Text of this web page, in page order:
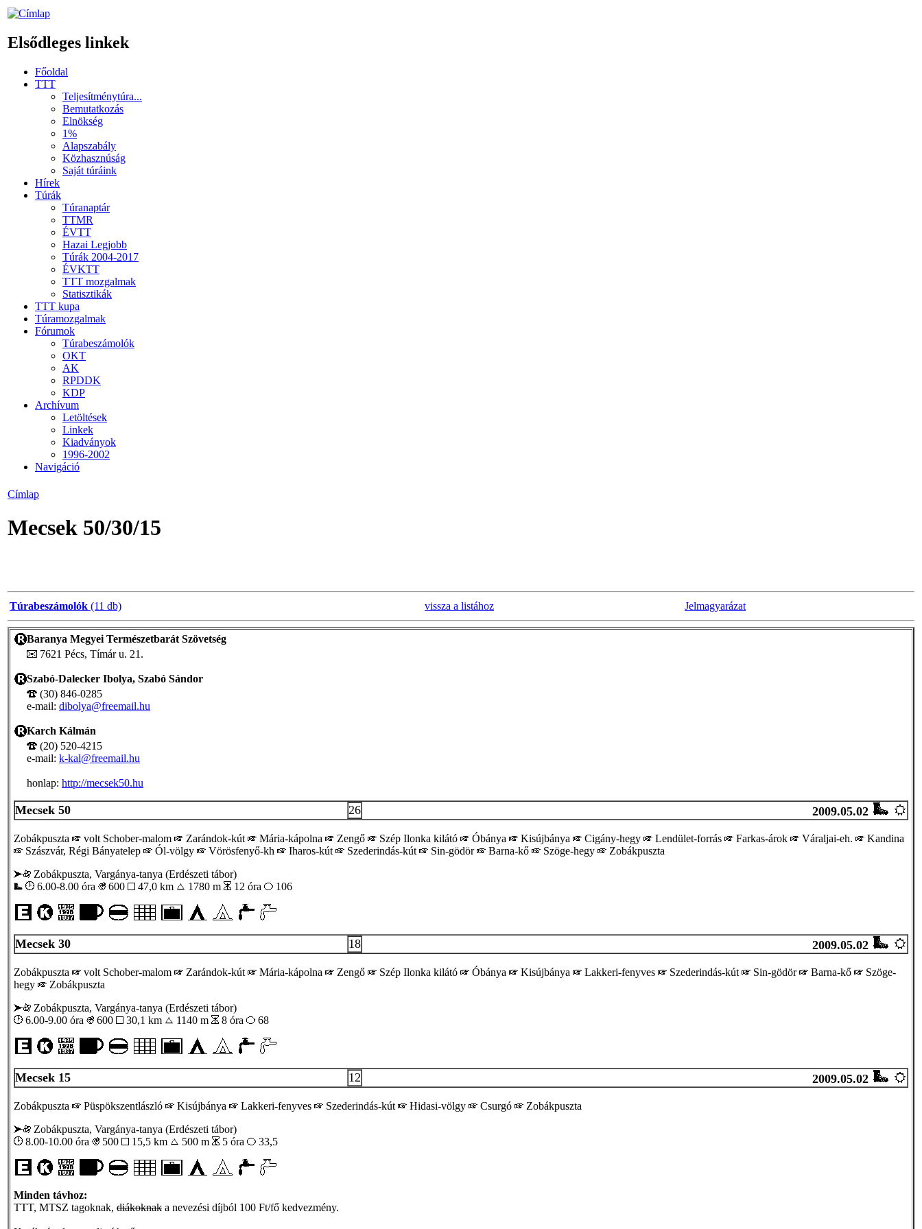
Elsődleges linkek
Főoldal
TTT
Teljesítménytúra...
Bemutatkozás
Elnökség
1%
Alapszabály
Közhasznúság
Saját túráink
Hírek
Túrák
Túranaptár
TTMR
ÉVTT
Hazai Legjobb
Túrák 2004-2017
ÉVKTT
TTT mozgalmak
Statisztikák
TTT kupa
Túramozgalmak
Fórumok
Túrabeszámolók
OKT
AK
RPDDK
KDP
Archívum
Letöltések
Linkek
Kiadványok
1996-2002
Navigáció
Címlap
Mecsek 50/30/15
Túrabeszámolók (11 db) vissza a listához Jelmagyarázat
Baranya Megyei Természetbarát Szövetség
7621 Pécs, Tímár u. 21.
Szabó-Dalecker Ibolya, Szabó Sándor
(30) 846-0285
e-mail: dibolya@freemail.hu
Karch Kálmán
(20) 520-4215
e-mail: k-kal@freemail.hu
honlap: http://mecsek50.hu
Mecsek 50 26 2009.05.02
Zobákpuszta volt Schober-malom Zarándok-kút Mária-kápolna Zengő Szép Ilonka kilátó Óbánya Kisújbánya Cigány-hegy Lendület-forrás Farkas-árok Váraljai-eh.
Kandina
Szászvár, Régi Bányatelep
Ól-völgy Vörösfenyő-kh Iharos-kút Szederindás-kút Sin-gödör Barna-kő Szöge-hegy
Zobákpuszta
Zobákpuszta, Vargánya-tanya (Erdészeti tábor)
6.00-8.00 óra
600 47,0 km 1780 m 12 óra 106
Mecsek 30 18 2009.05.02
Zobákpuszta volt Schober-malom Zarándok-kút Mária-kápolna Zengő Szép Ilonka kilátó Óbánya Kisújbánya Lakkeri-fenyves Szederindás-kút Sin-gödör Barna-kő
Szöge-
hegy
Zobákpuszta
Zobákpuszta, Vargánya-tanya (Erdészeti tábor)
6.00-9.00 óra
600 30,1 km 1140 m 8 óra 68
Mecsek 15 12 2009.05.02
Zobákpuszta Püspökszentlászló Kisújbánya Lakkeri-fenyves Szederindás-kút Hidasi-völgy Csurgó
Zobákpuszta
Zobákpuszta, Vargánya-tanya (Erdészeti tábor)
8.00-10.00 óra
500 15,5 km 500 m 5 óra 33,5
Minden távhoz:
TTT, MTSZ tagoknak, diákoknak a nevezési díjból 100 Ft/fő kedvezmény.